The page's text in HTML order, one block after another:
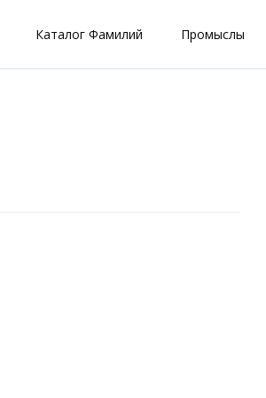
Каталог Фамилий Промыслы